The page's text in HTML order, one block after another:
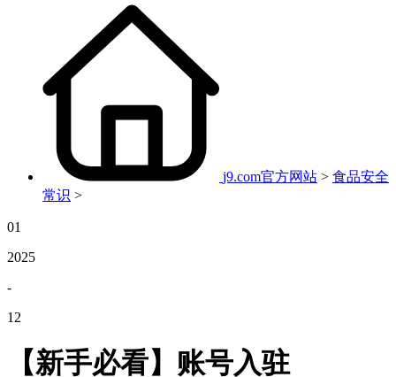
j9.com官方网站 > 食品安全
常识 >
01
2025
-
12
【新手必看】账号入驻